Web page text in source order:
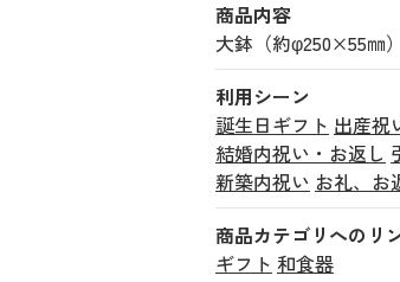
商品内容
大鉢（約φ250×55㎜
利用シーン
誕生日ギフト 出産祝
結婚内祝い・お返し
新築内祝い お礼、お
商品カテゴリへのリ
ギフト 和食器